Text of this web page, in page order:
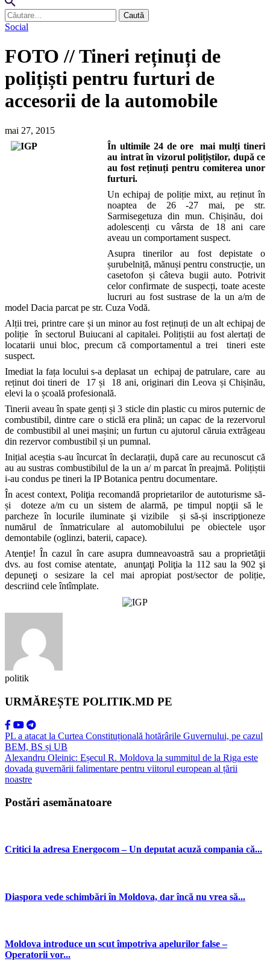
Caută
după:
Social
FOTO // Tineri reținuți de
polițiști pentru furturi de
accesorii de la automobile
mai 27, 2015
În ultimile 24 de ore mai mulți tineri
au intrat în vizorul polițiștilor, după ce
au fost reținuți pentru comiterea unor
furturi.
Un echipaj de poliție mixt, au reținut în
noaptea de 26 -27 mai, pe str.
Sarmisegetuza din mun. Chișinău, doi
adolescenți cu vârsta de 18 ani care
aveau un comportament suspect.
Asupra tinerilor au fost depistate o
șurubelniță, mănuși pentru construcție, un
casetofon și câteva bugii auto. Potrivit
celor confirmate de suspecți, toate aceste
lucruri au fost sustrase de la un a/m de
model Dacia parcat pe str. Cuza Vodă.
Alții trei, printre care și un minor au fost reținuți de un alt echipaj de
poliție în sectorul Buiucani al capitalei. Polițiștii au fost alertați de
locatarii unui bloc, precum că comportamentul a trei tineri este
suspect.
Imediat la fața locului s-a deplasat un echipaj de patrulare, care au
reținut doi tineri de 17 și 18 ani, originari din Leova și Chișinău,
elevi la o școală profesională.
Tinerii aveau în spate genți și 3 sticle din plastic cu miros puternic de
combustibil, dintre care o sticlă era plină; un capac de la rezervorul
de combustibil al unei mașini; un furtun cu ajutorul căruia extrăgeau
din rezervor combustibil și un pumnal.
Inițial aceștia s-au încurcat în declarații, după care au recunoscut că
au au sustras combustibilul de la un a/ m parcat în preajmă. Polițiștii
i-au condus pe tineri la IP Botanica pentru documentare.
În acest context, Poliţia recomandă proprietarilor de autoturisme să-
și doteze a/m cu un sistem de alarmă, pe timpul nopţii să le
parcheze în locurile iluminate şi vizibile și să-și inscripţioneze
numărul de înmatriculare al automobilului pe obiectele uşor
demontabile (oglinzi, baterii, capace).
Atenţie! În cazul în care asupra dumneavoastră sau a proprietăţii
dvs. au fost comise atentate, anunţaţi Poliţia la 112 sau la 902 şi
depuneţi o sesizare la cel mai apropiat post/sector de poliție,
descriind cele întîmplate.
politik
URMĂREȘTE POLITIK.MD PE
PL a atacat la Curtea Constituțională hotărârile Guvernului, pe cazul
BEM, BS și UB
Alexandru Oleinic: Eșecul R. Moldova la summitul de la Riga este
dovada guvernării falimentare pentru viitorul european al țării
noastre
Postări asemănatoare
Critici la adresa Energocom – Un deputat acuză compania că...
Diaspora vede schimbări în Moldova, dar încă nu vrea să...
Moldova introduce un scut împotriva apelurilor false –
Operatorii vor...